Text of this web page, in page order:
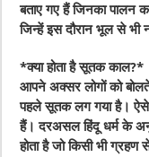
बताए गए हैं जिनका पालन
जिन्हें इस दौरान भूल से भी
*क्या होता है सूतक काल?*
आपने अक्सर लोगों को
पहले सूतक लग गया है।
हैं। दरअसल हिंदू धर्म के
होता है जो किसी भी